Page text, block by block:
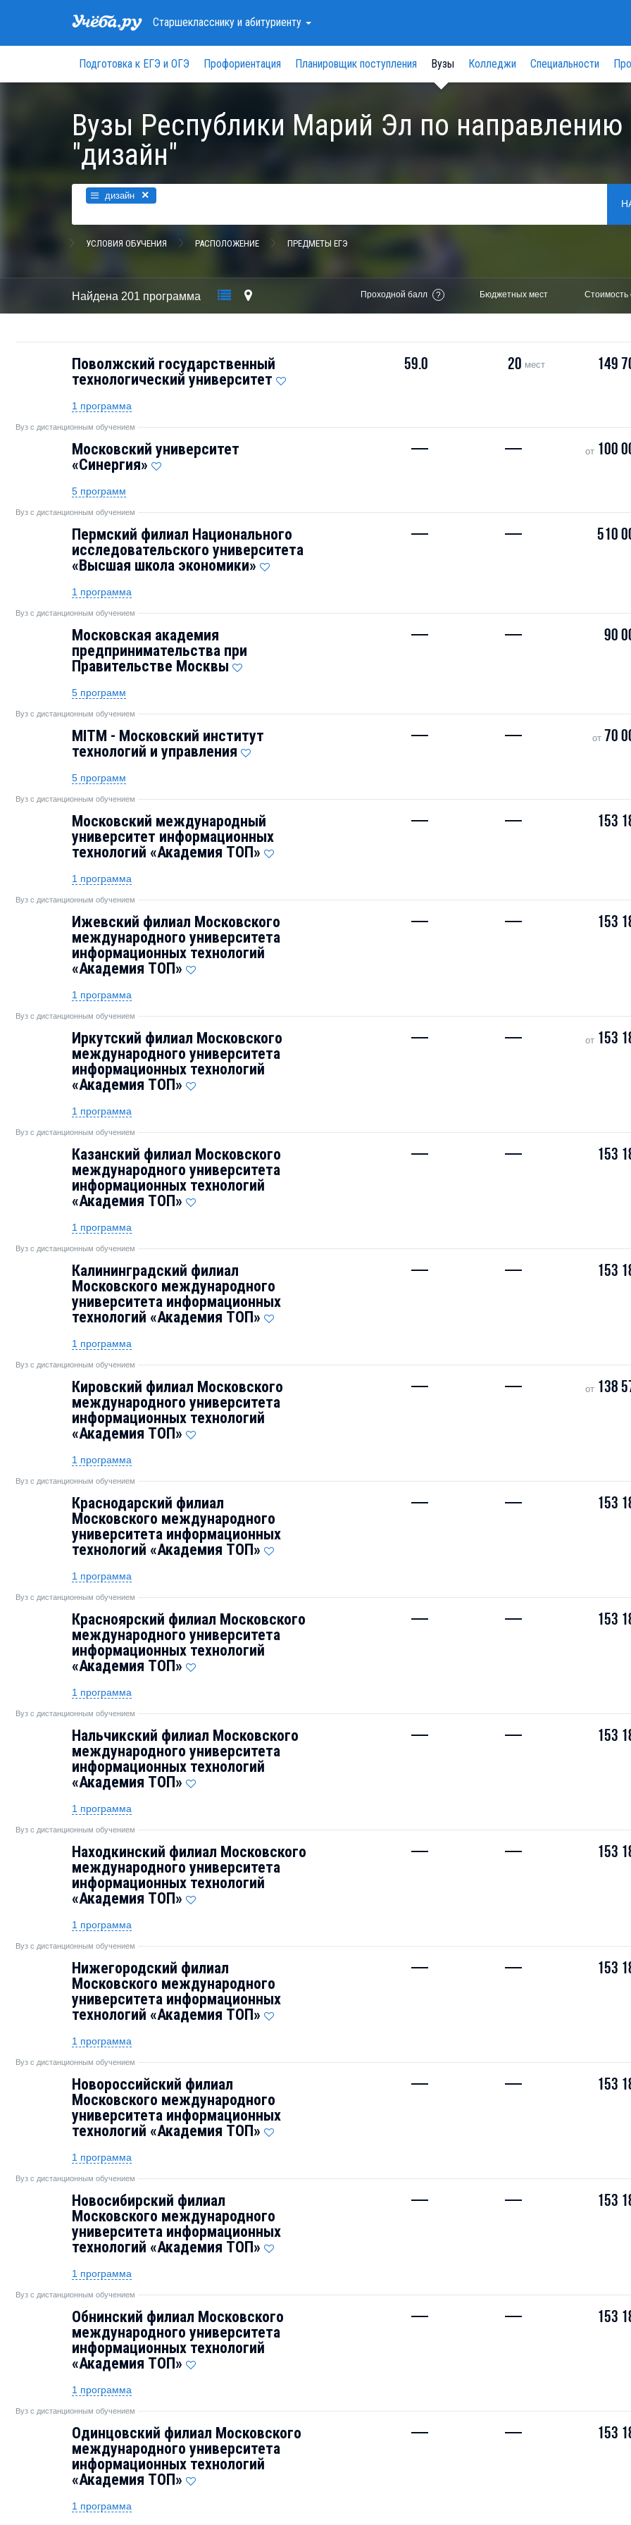
Старшеклассникуи абитуриенту
Подготовка к ЕГЭ и ОГЭ Профориентация Планировщик поступления Вузы Колледжи Специальности
Вузы Республики Марий Эл по направлению
"дизайн"
дизайн ×
УСЛОВИЯ ОБУЧЕНИЯ РАСПОЛОЖЕНИЕ ПРЕДМЕТЫ ЕГЭ
Найдена 201 программа Проходной балл ? Бюджетных мест Стоимость
Поволжский государственный
технологический университет
59.0 20 мест 149
1 программа
Вуз с дистанционным обучением
Московский университет
«Синергия»
— — от 100
5 программ
Вуз с дистанционным обучением
Пермский филиал Национального
исследовательского университета
«Высшая школа экономики»
— — 510
1 программа
Вуз с дистанционным обучением
Московская академия
предпринимательства при
Правительстве Москвы
— — 90
5 программ
Вуз с дистанционным обучением
MITM - Московский институт
технологий и управления
— — от 70
5 программ
Вуз с дистанционным обучением
Московский международный
университет информационных
технологий «Академия ТОП»
— — 153
1 программа
Вуз с дистанционным обучением
Ижевский филиал Московского
международного университета
информационных технологий
«Академия TOП»
— — 153
1 программа
Вуз с дистанционным обучением
Иркутский филиал Московского
международного университета
информационных технологий
«Академия TOП»
— — от 153
1 программа
Вуз с дистанционным обучением
Казанский филиал Московского
международного университета
информационных технологий
«Академия TOП»
— — 153
1 программа
Вуз с дистанционным обучением
Калининградский филиал
Московского международного
университета информационных
технологий «Академия TOП»
— — 153
1 программа
Вуз с дистанционным обучением
Кировский филиал Московского
международного университета
информационных технологий
«Академия TOП»
— — от 138
1 программа
Вуз с дистанционным обучением
Краснодарский филиал
Московского международного
университета информационных
технологий «Академия TOП»
— — 153
1 программа
Вуз с дистанционным обучением
Красноярский филиал Московского
международного университета
информационных технологий
«Академия TOП»
— — 153
1 программа
Вуз с дистанционным обучением
Нальчикский филиал Московского
международного университета
информационных технологий
«Академия TOП»
— — 153
1 программа
Вуз с дистанционным обучением
Находкинский филиал Московского
международного университета
информационных технологий
«Академия TOП»
— — 153
1 программа
Вуз с дистанционным обучением
Нижегородский филиал
Московского международного
университета информационных
технологий «Академия TOП»
— — 153
1 программа
Вуз с дистанционным обучением
Новороссийский филиал
Московского международного
университета информационных
технологий «Академия TOП»
— — 153
1 программа
Вуз с дистанционным обучением
Новосибирский филиал
Московского международного
университета информационных
технологий «Академия TOП»
— — 153
1 программа
Вуз с дистанционным обучением
Обнинский филиал Московского
международного университета
информационных технологий
«Академия TOП»
— — 153
1 программа
Вуз с дистанционным обучением
Одинцовский филиал Московского
международного университета
информационных технологий
«Академия TOП»
— — 153
1 программа